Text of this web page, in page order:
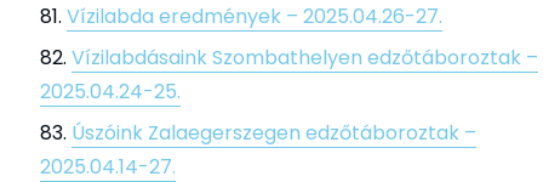
Vízilabda eredmények – 2025.04.26-27.
Vízilabdásaink Szombathelyen edzőtáboroztak –
2025.04.24-25.
Úszóink Zalaegerszegen edzőtáboroztak –
2025.04.14-27.